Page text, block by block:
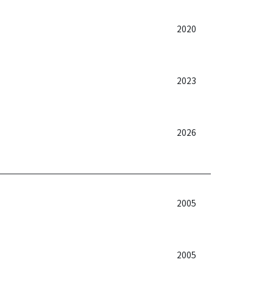
2020
2023
2026
2005
2005